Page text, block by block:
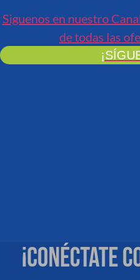
Siguenos en nuestro
de todas las
¡Conéctate